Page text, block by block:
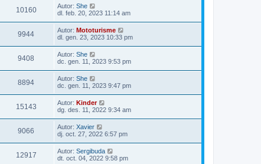
10160 Autor: She
dl. feb. 20, 2023 11:14 am
9944 Autor: Mototurisme
dl. gen. 23, 2023 10:33 pm
9408 Autor: She
dc. gen. 11, 2023 9:53 pm
8894 Autor: She
dc. gen. 11, 2023 9:47 pm
15143 Autor: Kinder
dg. des. 11, 2022 9:34 am
9066 Autor: Xavier
dj. oct. 27, 2022 6:57 pm
12917 Autor: Sergibuda
dt. oct. 04, 2022 9:58 pm